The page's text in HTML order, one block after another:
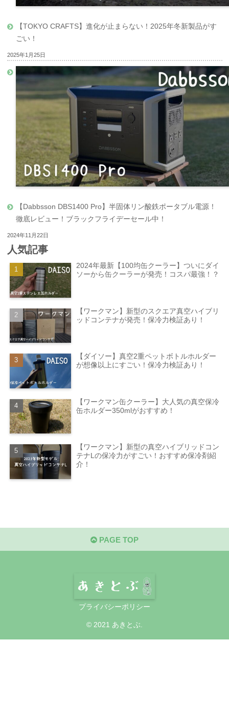
【TOKYO CRAFTS】進化が止まらない！2025年冬新製品がす
ごい！
2025年1月25日
【Dabbsson DBS1400 Pro】半固体リン酸鉄ポータブル電源！
徹底レビュー！ブラックフライデーセール中！
2024年11月22日
人気記事
2024年最新【100均缶クーラー】ついにダイ
ソーから缶クーラーが発売！コスパ最強！？
【ワークマン】新型のスクエア真空ハイブリ
ッドコンテナが発売！保冷力検証あり！
【ダイソー】真空2重ペットボトルホルダー
が想像以上にすごい！保冷力検証あり！
【ワークマン缶クーラー】大人気の真空保冷
缶ホルダー350mlがおすすめ！
【ワークマン】新型の真空ハイブリッドコン
テナLの保冷力がすごい！おすすめ保冷剤紹
介！
PAGE TOP
プライバシーポリシー
© 2021 あきとぶ.